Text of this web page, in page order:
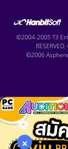
©2004-2005 T3
©2006
×